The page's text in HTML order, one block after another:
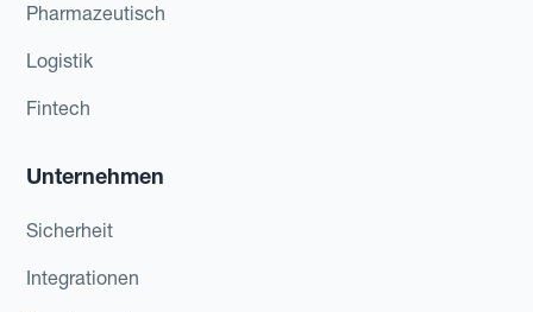
Pharmazeutisch
Logistik
Fintech
Unternehmen
Sicherheit
Integrationen